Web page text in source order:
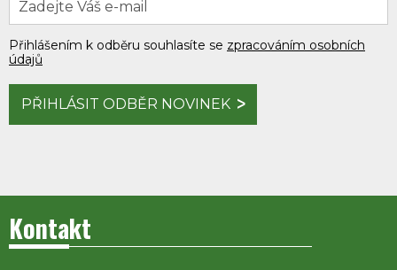
Přihlášením k odběru souhlasíte se zpracováním osobních
údajů
PŘIHLÁSIT ODBĚR NOVINEK
Kontakt